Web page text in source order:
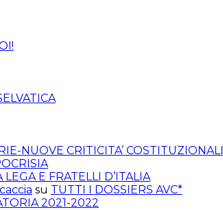
NUOVE CRITICITA’ COSTITUZIONALI
E FRATELLI D’ITALIA
su TUTTI I DOSSIERS AVC*
2021-2022